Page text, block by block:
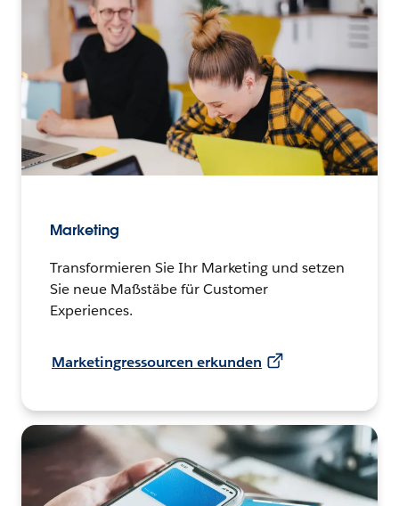
Marketing
Transformieren Sie Ihr Marketing und setzen
Sie neue Maßstäbe für Customer
Experiences.
Marketingressourcen erkunden